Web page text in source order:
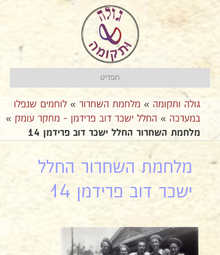
תפריט
גולה ותקומה » מלחמת השחרור » לוחמים שנפלו
במערכה » החלל ישכר דוב פרידמן - מחקר עומק »
מלחמת השחרור החלל ישכר דוב פרידמן 14
מלחמת השחרור החלל
ישכר דוב פרידמן 14